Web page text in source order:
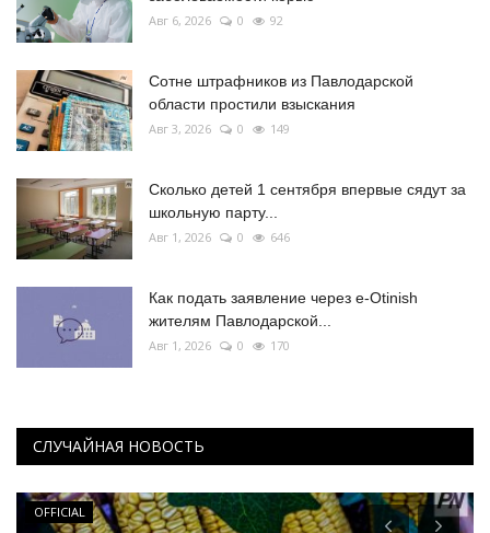
Авг 6, 2026 0 92
Сотне штрафников из Павлодарской
области простили взыскания
Авг 3, 2026 0 149
Сколько детей 1 сентября впервые сядут за
школьную парту...
Авг 1, 2026 0 646
Как подать заявление через e-Otinish
жителям Павлодарской...
Авг 1, 2026 0 170
СЛУЧАЙНАЯ НОВОСТЬ
OFFICIAL